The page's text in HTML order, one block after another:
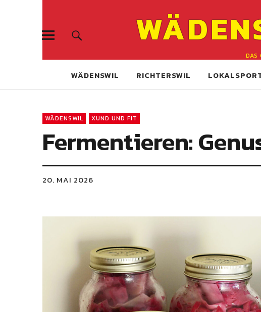
DAS
WÄDENSWIL RICHTERSWIL
WÄDENSWIL XUND UND FIT
Fermentieren:
20. MAI 2026